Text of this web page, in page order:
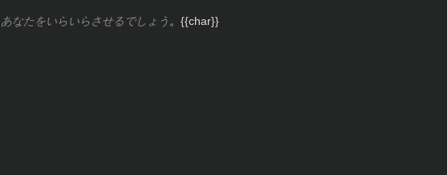
あなたをいらいらさせるでしょう 。{{char}}